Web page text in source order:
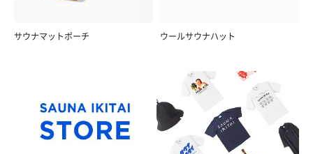
サウナマットポーチ ウールサウナハット